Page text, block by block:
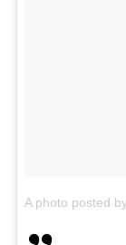
A photo posted